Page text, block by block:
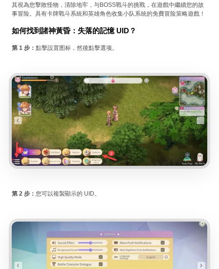
其視為您擊敗怪物，清除地牢，与BOSS戰斗的挑戰，在遊戲中繼續您的故
事冒险。具有卡牌戰斗系統和英雄角色收集小队系統的免費冒险策略遊戲！
如何找到諸神黃昏：失落的記憶 UID？
第 1 步： 點擊設置图标，然後點擊選项。
第 2 步： 您可以複製顯示的 UID。